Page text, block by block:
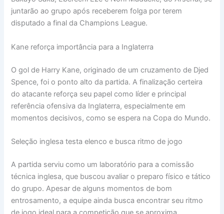
juntarão ao grupo após receberem folga por terem
disputado a final da Champions League.
Kane reforça importância para a Inglaterra
O gol de Harry Kane, originado de um cruzamento de Djed
Spence, foi o ponto alto da partida. A finalização certeira
do atacante reforça seu papel como líder e principal
referência ofensiva da Inglaterra, especialmente em
momentos decisivos, como se espera na Copa do Mundo.
Seleção inglesa testa elenco e busca ritmo de jogo
A partida serviu como um laboratório para a comissão
técnica inglesa, que buscou avaliar o preparo físico e tático
do grupo. Apesar de alguns momentos de bom
entrosamento, a equipe ainda busca encontrar seu ritmo